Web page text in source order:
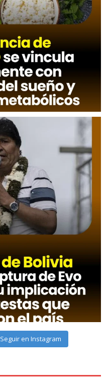
Seguir en Instagram